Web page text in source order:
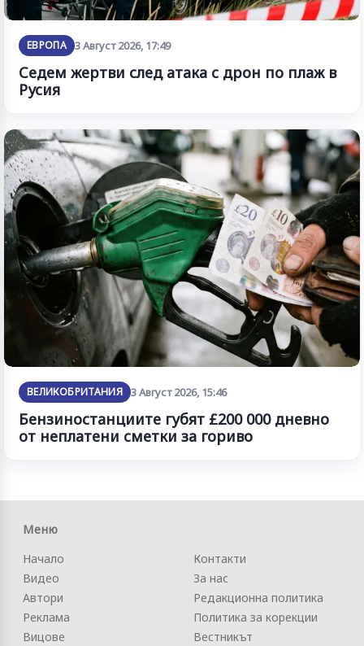
ЕВРОПА 3 Август 2026, 17:49
Седем жертви след атака с дрон по плаж в
Русия
ВЕЛИКОБРИТАНИЯ 3 Август 2026, 15:46
Бензиностанциите губят £200 000 дневно
от неплатени сметки за гориво
Меню
Начало
Видео
Автори
Реклама
Вицове
Контакти
За нас
Редакционна политика
Политика за корекции
Вестникът